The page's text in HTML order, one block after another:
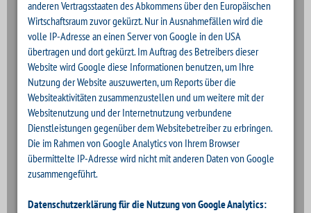
anderen Vertragsstaaten des Abkommens über den Europäischen
Wirtschaftsraum zuvor gekürzt. Nur in Ausnahmefällen wird die
volle IP-Adresse an einen Server von Google in den USA
übertragen und dort gekürzt. Im Auftrag des Betreibers dieser
Website wird Google diese Informationen benutzen, um Ihre
Nutzung der Website auszuwerten, um Reports über die
Websiteaktivitäten zusammenzustellen und um weitere mit der
Websitenutzung und der Internetnutzung verbundene
Dienstleistungen gegenüber dem Websitebetreiber zu erbringen.
Die im Rahmen von Google Analytics von Ihrem Browser
übermittelte IP-Adresse wird nicht mit anderen Daten von Google
zusammengeführt.
Datenschutzerklärung für die Nutzung von Google Analytics: